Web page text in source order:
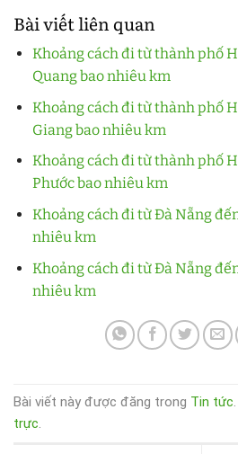
Bài viết liên quan
Khoảng cách đi từ thành phố
Quang bao nhiêu km
Khoảng cách đi từ thành phố
Giang bao nhiêu km
Khoảng cách đi từ thành phố
Phước bao nhiêu km
Khoảng cách đi từ Đà Nẵng
nhiêu km
Khoảng cách đi từ Đà Nẵng
nhiêu km
Bài viết này được đăng trong Tin tức
trực.